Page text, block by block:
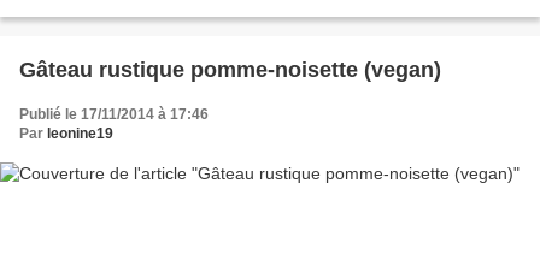
Gâteau rustique pomme-noisette (vegan)
Publié le 17/11/2014 à 17:46
Par leonine19